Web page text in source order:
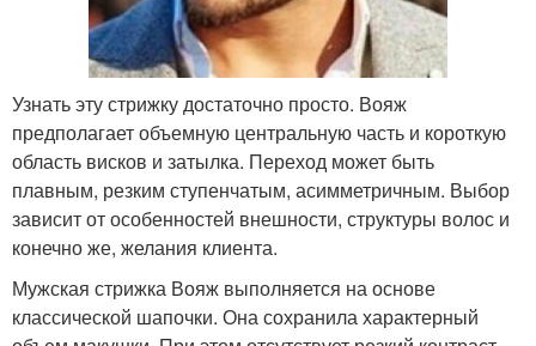
Узнать эту стрижку достаточно просто. Вояж
предполагает объемную центральную часть и короткую
область висков и затылка. Переход может быть
плавным, резким ступенчатым, асимметричным. Выбор
зависит от особенностей внешности, структуры волос и
конечно же, желания клиента.
Мужская стрижка Вояж выполняется на основе
классической шапочки. Она сохранила характерный